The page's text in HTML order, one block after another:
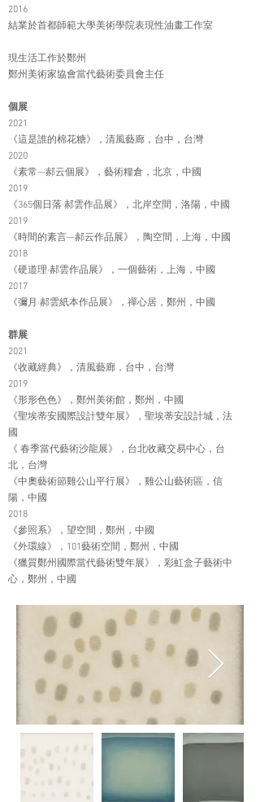
2016
結業於首都師範大學美術學院表現性油畫工作室
現生活工作於鄭州
鄭州美術家協會當代藝術委員會主任
個展
2021
《這是誰的棉花糖》，清風藝廊，台中，台灣
2020
《素常—郝云個展》，藝術糧倉，北京，中國
2019
《365個日落·郝雲作品展》，北岸空間，洛陽，中國
2019
《時間的素言—郝云作品展》，陶空間，上海，中國
2018
《硬道理·郝雲作品展》，一個藝術，上海，中國
2017
《彌月·郝雲紙本作品展》，禪心居，鄭州，中國
群展
2021
《收藏經典》，清風藝廊，台中，台灣
2019
《形形色色》，鄭州美術館，鄭州，中國
《聖埃蒂安國際設計雙年展》，聖埃蒂安設計城，法
國
《 春季當代藝術沙龍展》，台北收藏交易中心，台
北，台灣
《中奧藝術節雞公山平行展》，雞公山藝術區，信
陽，中國
2018
《參照系》，望空間，鄭州，中國
《外環線》，101藝術空間，鄭州，中國
《獵質鄭州國際當代藝術雙年展》，彩虹盒子藝術中
心，鄭州，中國